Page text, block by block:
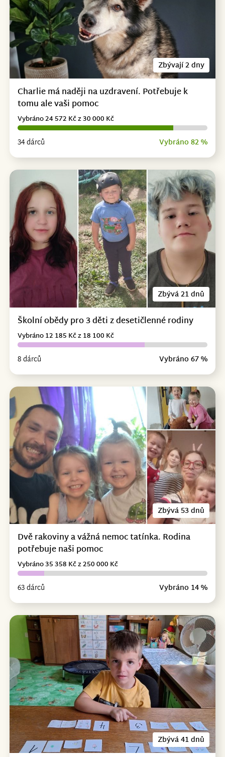
Zbývají 2 dny
Charlie má naději na uzdravení. Potřebuje k
tomu ale vaši pomoc
34 dárců Vybráno 82 %
Vybráno 24 572 Kč z 30 000 Kč
Zbývá 21 dnů
Školní obědy pro 3 děti z desetičlenné rodiny
8 dárců Vybráno 67 %
Vybráno 12 185 Kč z 18 100 Kč
Zbývá 53 dnů
Dvě rakoviny a vážná nemoc tatínka. Rodina
potřebuje naši pomoc
63 dárců Vybráno 14 %
Vybráno 35 358 Kč z 250 000 Kč
Zbývá 41 dnů